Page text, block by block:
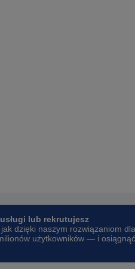
lub rekrutujesz
dzięki naszym rozwiązaniom dla
użytkowników — i osiągnąć